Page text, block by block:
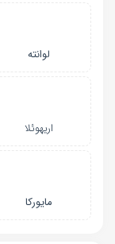
لوانته
اریهوئلا
مایورکا